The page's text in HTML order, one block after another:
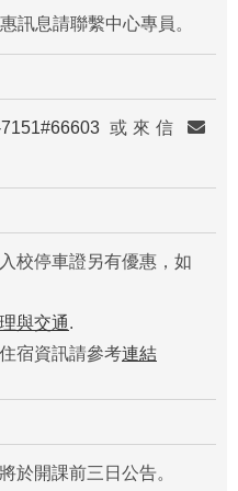
訊息請聯繫中心專員。
或來信
校停車證另有優惠，如
與交通.
宿資訊請參考連結
於開課前三日公告。